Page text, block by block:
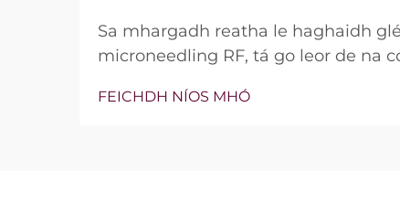
Sa mhargadh reatha le haghaidh
microneedling RF, tá go leor de na
níl an cheist fíor i ndáiríre an bhfuil
FEICHDH NÍOS MHÓ